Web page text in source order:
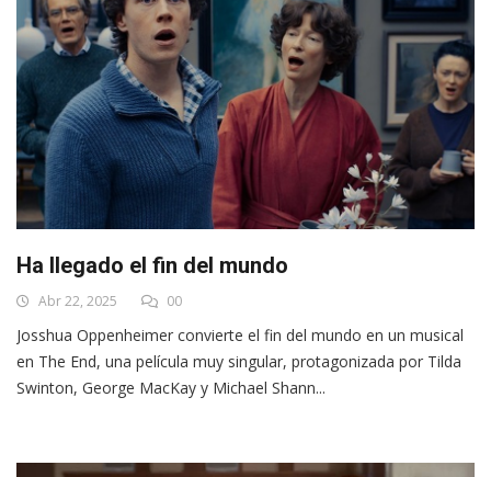
Ha llegado el fin del mundo
Abr 22, 2025 00
Josshua Oppenheimer convierte el fin del mundo en un musical
en The End, una película muy singular, protagonizada por Tilda
Swinton, George MacKay y Michael Shann...